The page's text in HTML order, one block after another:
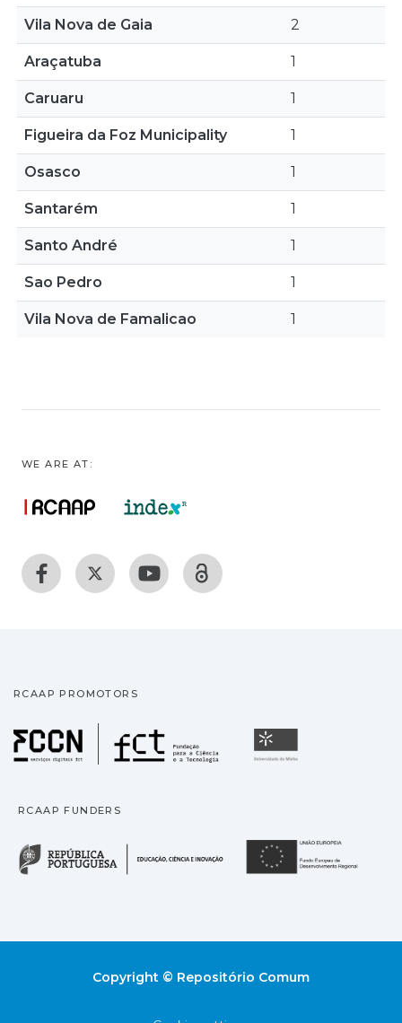
Vila Nova de Gaia 2
Araçatuba 1
Caruaru 1
Figueira da Foz Municipality 1
Osasco 1
Santarém 1
Santo André 1
Sao Pedro 1
Vila Nova de Famalicao 1
WE ARE AT:
RCAAP PROMOTORS
Fundação para a
RCAAP FUNDERS
República Portuguesa
Copyright © Repositório Comum